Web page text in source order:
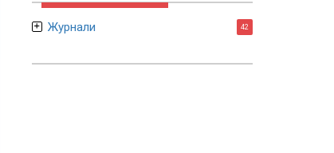
Журнали 42